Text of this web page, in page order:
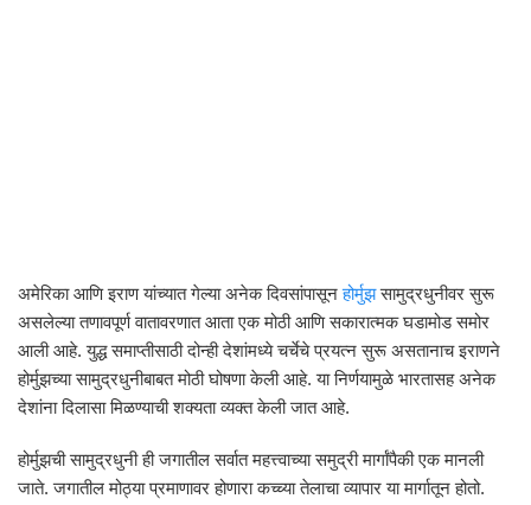
अमेरिका आणि इराण यांच्यात गेल्या अनेक दिवसांपासूनहोर्मुझसामुद्रधुनीवर सुरू
असलेल्या तणावपूर्ण वातावरणात आता एक मोठी आणि सकारात्मक घडामोड समोर
आली आहे. युद्ध समाप्तीसाठी दोन्ही देशांमध्ये चर्चेचे प्रयत्न सुरू असतानाच इराणने
होर्मुझच्या सामुद्रधुनीबाबत मोठी घोषणा केली आहे. या निर्णयामुळे भारतासह अनेक
देशांना दिलासा मिळण्याची शक्यता व्यक्त केली जात आहे.
होर्मुझची सामुद्रधुनी ही जगातील सर्वात महत्त्वाच्या समुद्री मार्गांपैकी एक मानली
जाते. जगातील मोठ्या प्रमाणावर होणारा कच्च्या तेलाचा व्यापार या मार्गातून होतो.